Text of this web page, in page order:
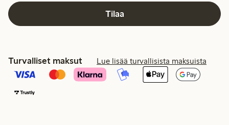
Tilaa
Turvalliset maksut Lue lisää turvallisista maksuista